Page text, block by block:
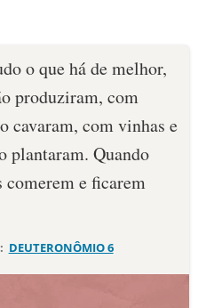
o que há de melhor,
produziram, com
cavaram, com vinhas e
plantaram. Quando
comerem e ficarem
DEUTERONÔMIO 6